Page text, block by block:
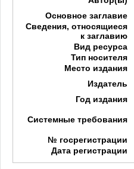
Основное заглавие
Сведения, относящиеся
к заглавию
Вид ресурса
Тип носителя
Место издания
Издатель
Год издания
Системные требования
№ госрегистрации
Дата регистрации